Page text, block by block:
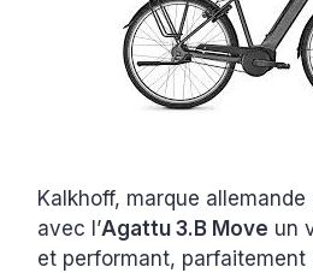
Kalkhoff, marque
avec l’Agattu 3.B Move un
et performant, parfaitement